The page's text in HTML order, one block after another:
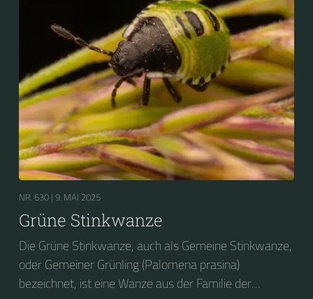
NR. 630 | 9. MAI 2025
Grüne Stinkwanze
Die Grüne Stinkwanze, auch als Gemeine Stinkwanze,
oder Gemeiner Grünling (Palomena prasina)
bezeichnet, ist eine Wanze aus der Familie der